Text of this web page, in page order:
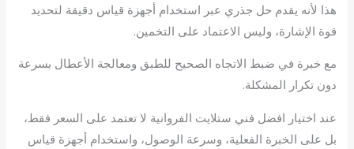
هذا لأنه يقدم حل جذري عبر استخدام أجهزة قياس دقيقة لتحديد
قوة الإشارة، وليس الاعتماد على التخمين.
مع خبرة في ضبط الاتجاه الصحيح للطبق ومعالجة الأعطال بسرعة
دون تكرار المشكلة.
عند اختيار افضل فني ستلايت الفروانية لا تعتمد على السعر فقط،
بل على الخبرة الفعلية، وسرعة الوصول، واستخدام أجهزة قياس